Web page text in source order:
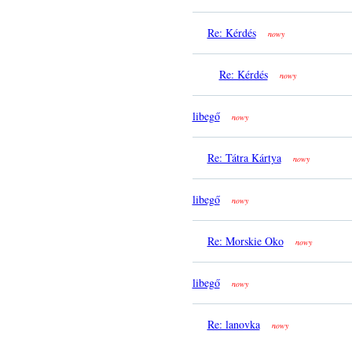
Re: Kérdés nowy
Re: Kérdés nowy
libegő nowy
Re: Tátra Kártya nowy
libegő nowy
Re: Morskie Oko nowy
libegő nowy
Re: lanovka nowy